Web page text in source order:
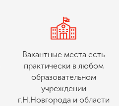
Вакантные места есть
практически в любом
образовательном
учреждении
г.Н.Новгорода и области